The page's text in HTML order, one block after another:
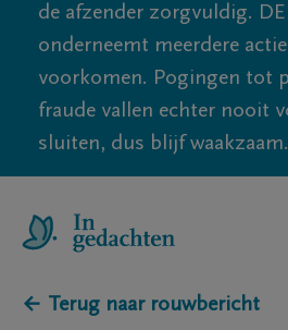
de afzender zorgvuldig.
onderneemt meerdere
voorkomen. Pogingen tot
fraude vallen echter nooit
sluiten, dus blijf waakzaam.
← Terug naar rouwbericht